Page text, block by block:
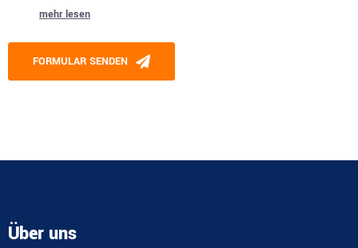
mehr lesen
Please leave this field empty.
FORMULAR SENDEN
Über uns